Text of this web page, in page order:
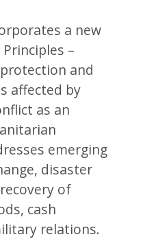
a new
–
and
affected by
as an
emerging
disaster
of
cash
relations.